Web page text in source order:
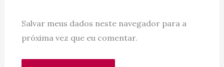
Salvar meus dados neste navegador para a
próxima vez que eu comentar.